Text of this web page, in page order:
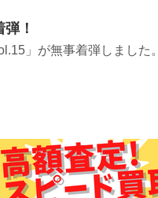
！
」が無事着弾しました。